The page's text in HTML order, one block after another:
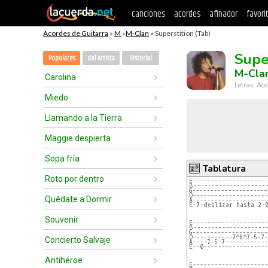
canciones acordes afinador
Acordes de Guitarra » M »M-Clan » Superstition (Tab)
Populares del Artista Historial
Carolina
Miedo
Llamando a la Tierra
Maggie despierta
Sopa fría
Roto por dentro
Quédate a Dormir
Souvenir
Concierto Salvaje
Antihéroe
M-
Letras,
Tablatura
E-7-deslizar hasta
D-----------7^8^7-
A----7-5-
E--